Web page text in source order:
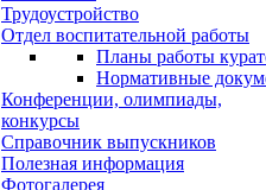
Трудоустройство
Отдел воспитательной работы
Планы работы
Нормативные
Конференции, олимпиады,
конкурсы
Справочник выпускников
Полезная информация
Фотогалерея